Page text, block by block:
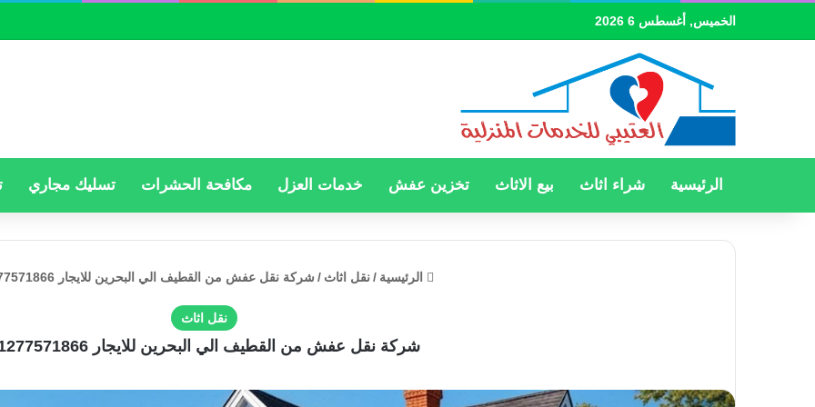
الخميس, أغسطس 6 2026
الرئيسية شراء اثاث بيع الاثاث تخزين عفش خدمات العزل مكافحة الحشرات تسليك مجاري
الرئيسية / نقل اثاث / شركة نقل عفش من القطيف الي البحرين للايجار 01277571866
نقل اثاث
شركة نقل عفش من القطيف الي البحرين للايجار 01277571866